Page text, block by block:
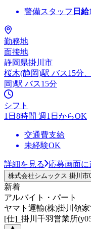
警備スタッフ 日給
勤務地
面接地
静岡県掛川市
桜木(静岡)駅 バス15分
岡)駅 バス15分
シフト
1日8時間 週1日からOK
交通費支給
未経験OK
詳細を見る 応募画面に
株式会社シムックス 掛川
新着
アルバイト・パート
ヤマト運輸(株)掛川領
[仕]_掛川千羽営業所